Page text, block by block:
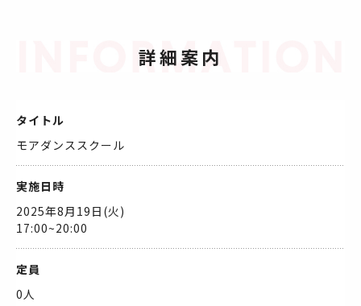
詳細案内
タイトル
モアダンススクール
実施日時
2025年8月19日(火)
17:00~20:00
定員
0人